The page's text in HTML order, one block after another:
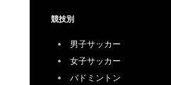
競技別
男子サッカー
女子サッカー
バドミントン